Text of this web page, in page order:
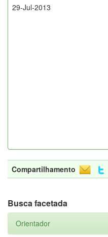
29-Jul-2013
Compartilhamento
Busca facetada
Orientador